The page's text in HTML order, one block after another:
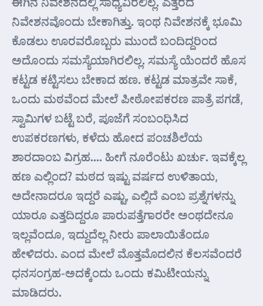
ನಿವೇಶನವೊಂದು ಬೇಕಾಗಿತ್ತು. ಇಂಥ ನಿವೇಶನಕ್ಕೆ ಭೂಮಿ
ಕೊಡಲು ಊರವರೊಬ್ಬರು ಮುಂದೆ ಬಂದಿದ್ದರಿಂದ
ಅದೊಂದು ಸಮಸ್ಯೆಯಾಗಿರಲಿಲ್ಲ. ಸಮಸ್ಯೆ ಯೆಂದರೆ ಹೊಸ
ಕಟ್ಟಡ ಕಟ್ಟಿಸಲು ಬೇಕಾದ ಹಣ. ಕಟ್ಟಡ ಮಾತ್ರವೇ ಸಾಕೆ,
ಒಂದು ಮಠವೆಂದ ಮೇಲೆ ಪೀಠೋಪಕರಣ ಪಾತ್ರೆ ಪಗಡೆ,
ಸ್ವಾಮಿಗಳ ಬಟ್ಟೆ ಬರೆ, ಪೂಜೆಗೆ ಸಂಬಂಧಿಸಿದ
ಉಪಕರಣಗಳು, ಕಳೆದು ಹೋದ ಪಂಚಶಿಲೆಯ
ಶಾರದಾಂಬ ವಿಗ್ರಹ…. ಹೀಗೆ ನೂರೆಂಟು ಖರ್ಚು. ಇವಕ್ಕೆಲ್ಲ
ಹಣ ಎಲ್ಲಿಂದ? ಮಠದ ಇಷ್ಟು ವರ್ಷದ ಉಳಿತಾಯ,
ಅದೇನಾದರೂ ಇದ್ದರೆ ಎಷ್ಟು, ಎಲ್ಲಿದೆ ಎಂಬ ಪ್ರಶ್ನೆಗಳನ್ನು
ಯಾರೂ ಎತ್ತದಿದ್ದರೂ ಪಾರುಪತ್ತೆಗಾರರೇ ಅಂಥದೇನೂ
ಇಲ್ಲವೆಂದೂ, ಇದ್ದುದೆಲ್ಲ ನೀರು ಪಾಲಾಯಿತೆಂದೂ
ಹೇಳಿದರು. ಎಂದ ಮೇಲೆ ಮೊತ್ತಮೊದಲಿನ ಕೆಲಸವೆಂದರೆ
ಧನಸಂಗ್ರಹ-ಅದಕ್ಕೆಂದು ಒಂದು ಕಮಿಟೀಯನ್ನು
ಮಾಡಿದರು.